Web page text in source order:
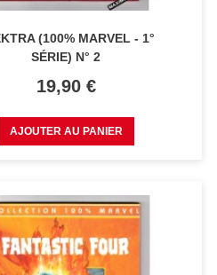
(100% MARVEL - 1°
SÉRIE) N° 2
Prix
19,90 €
AJOUTER AU PANIER